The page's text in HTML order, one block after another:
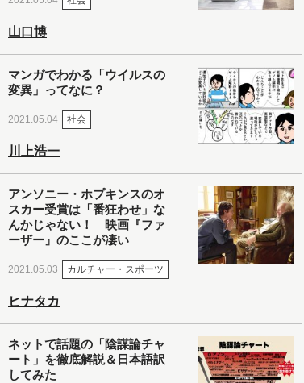
山口博
マンガでわかる「ウイルスの
変異」ってなに？
2021.05.04 社会
川上浩一
アンソニー・ホプキンスのオ
スカー受賞は「番狂わせ」な
んかじゃない！ 映画『ファ
ーザー』のここが凄い
2021.05.03 カルチャー・スポーツ
ヒナタカ
ネットで話題の「陰謀論チャ
ート」を徹底解説＆日本語訳
してみた